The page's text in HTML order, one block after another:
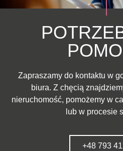
Zapraszamy do kontaktu w
biura. Z chęcią
nieruchomość, pomożemy w
lub w procesie
+48 793